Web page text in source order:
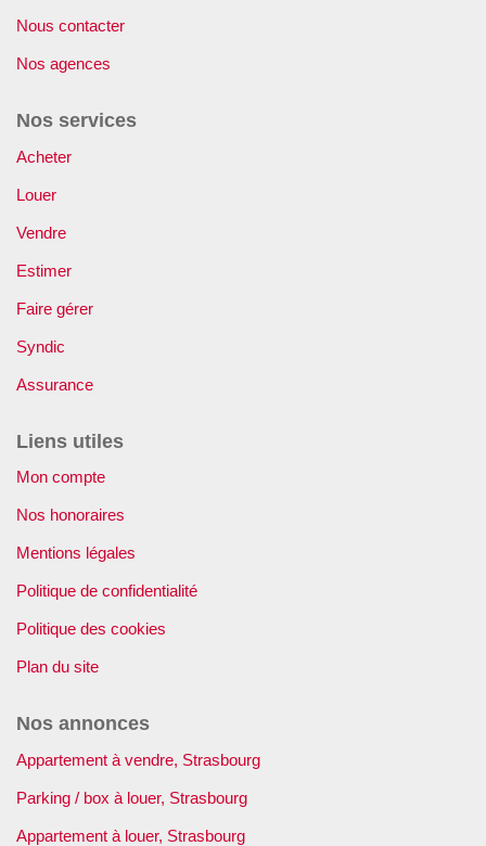
Nous contacter
Nos agences
Nos services
Acheter
Louer
Vendre
Estimer
Faire gérer
Syndic
Assurance
Liens utiles
Mon compte
Nos honoraires
Mentions légales
Politique de confidentialité
Politique des cookies
Plan du site
Nos annonces
Appartement à vendre, Strasbourg
Parking / box à louer, Strasbourg
Appartement à louer, Strasbourg